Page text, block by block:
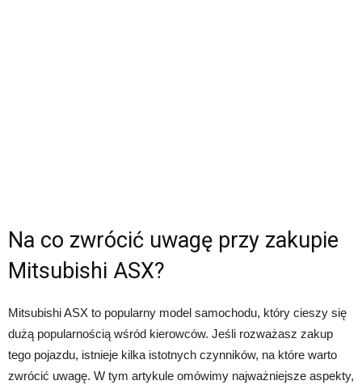
Na co zwrócić uwagę przy zakupie
Mitsubishi ASX?
Mitsubishi ASX to popularny model samochodu, który cieszy się
dużą popularnością wśród kierowców. Jeśli rozważasz zakup
tego pojazdu, istnieje kilka istotnych czynników, na które warto
zwrócić uwagę. W tym artykule omówimy najważniejsze aspekty,